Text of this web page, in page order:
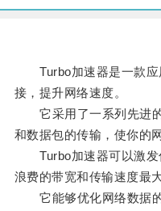
Turbo加速器是一款应
接，提升网络速度。
它采用了一系列先进的
和数据包的传输，使你的
Turbo加速器可以激发
浪费的带宽和传输速度最大
它能够优化网络数据的